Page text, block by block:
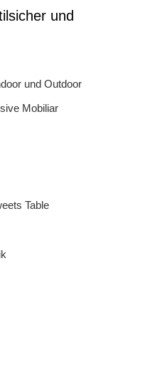
und
und Outdoor
Mobiliar
Table